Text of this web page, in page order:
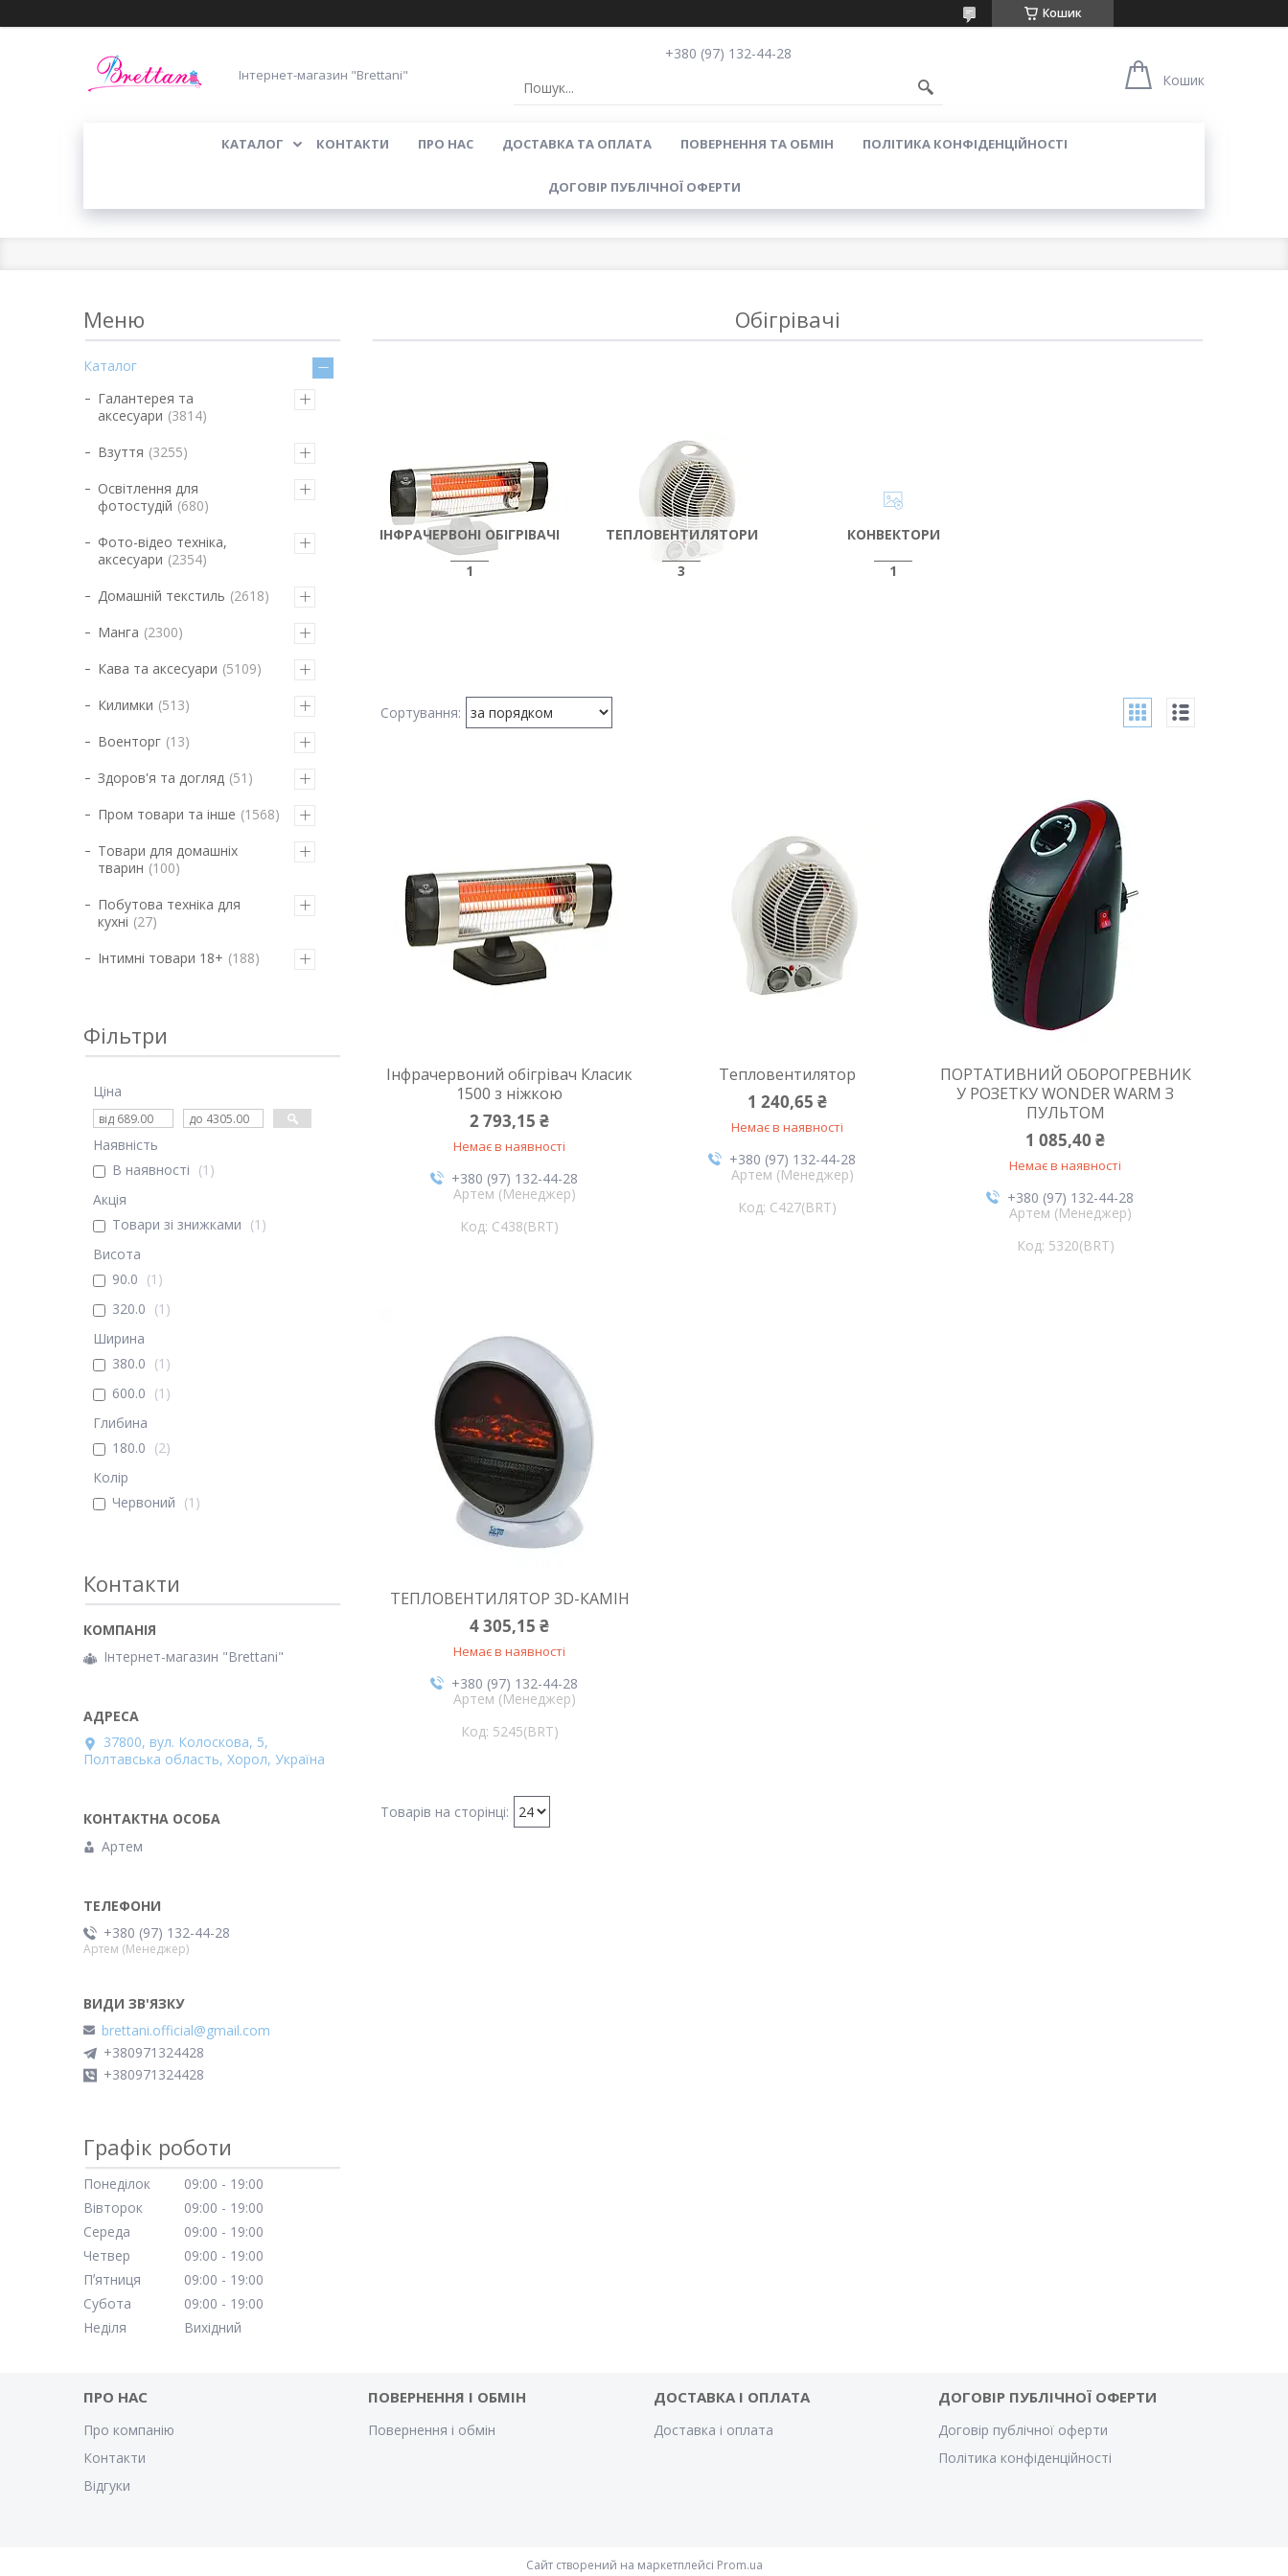
Кошик
Інтернет-магазин "Brettani"
+380 (97) 132-44-28
Кошик
КАТАЛОГ КОНТАКТИ ПРО НАС ДОСТАВКА ТА ОПЛАТА ПОВЕРНЕННЯ ТА ОБМІН ПОЛІТИКА КОНФІДЕНЦІЙНОСТІ
ДОГОВІР ПУБЛІЧНОЇ ОФЕРТИ
Обігрівачі
ІНФРАЧЕРВОНІ ОБІГРІВАЧІ
1
ТЕПЛОВЕНТИЛЯТОРИ
3
КОНВЕКТОРИ
1
Інфрачервоний обігрівач Класик
1500 з ніжкою
2 793,15 ₴
Немає в наявності
+380 (97) 132-44-28
Артем (Менеджер)
C438(BRT)
Тепловентилятор
1 240,65 ₴
Немає в наявності
+380 (97) 132-44-28
Артем (Менеджер)
C427(BRT)
ПОРТАТИВНИЙ ОБОРОГРЕВНИК
У РОЗЕТКУ WONDER WARM З
ПУЛЬТОМ
1 085,40 ₴
Немає в наявності
+380 (97) 132-44-28
Артем (Менеджер)
5320(BRT)
ТЕПЛОВЕНТИЛЯТОР 3D-КАМІН
4 305,15 ₴
Немає в наявності
+380 (97) 132-44-28
Артем (Менеджер)
5245(BRT)
Каталог
Галантерея та
аксесуари 3814
Взуття 3255
Освітлення для
фотостудій 680
Фото-відео техніка,
аксесуари 2354
Домашній текстиль 2618
Манга 2300
Кава та аксесуари 5109
Килимки 513
Военторг 13
Здоров'я та догляд 51
Пром товари та інше 1568
Товари для домашніх
тварин 100
Побутова техніка для
кухні 27
Інтимні товари 18+ 188
Фільтри
Ціна
Наявність
В наявності
1
Акція
Товари зі знижками
1
Висота
90.0
1
320.0
1
Ширина
380.0
1
600.0
1
Глибина
180.0
2
Колір
Червоний
1
Контакти
Інтернет-магазин "Brettani"
37800, вул. Колоскова, 5,
Полтавська область, Хорол, Україна
Артем
+380 (97) 132-44-28
Артем (Менеджер)
brettani.official@gmail.com
+380971324428
+380971324428
Графік роботи
Понеділок 09:00
19:00
Вівторок
09:00
19:00
Середа
09:00
19:00
Четвер
09:00
19:00
Пʼятниця
09:00
19:00
Субота
09:00
19:00
Неділя
Вихідний
ПРО НАС
Про компанію
Контакти
Відгуки
ПОВЕРНЕННЯ І ОБМІН
Повернення і обмін
ДОСТАВКА І ОПЛАТА
Доставка і оплата
ДОГОВІР ПУБЛІЧНОЇ ОФЕРТИ
Договір публічної оферти
Політика конфіденційності
Сайт створений на маркетплейсі Prom.ua